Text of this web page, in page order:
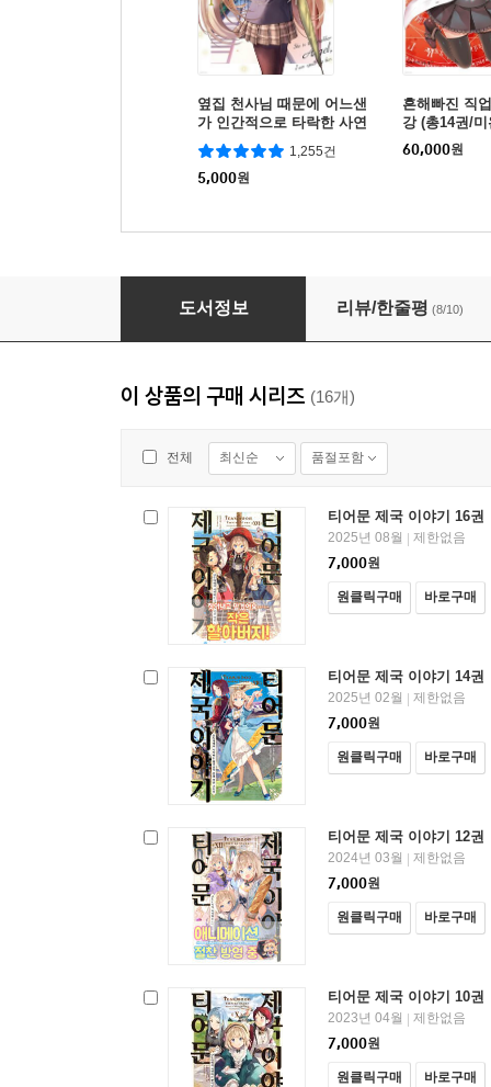
옆집 천사님 때문에 어느샌
가 인간적으로 타락한 사연
1,255건
5,000원
흔해빠진 직
강 (총14권/미
60,000원
티어문 제국 이야기 12권
도서정보 리뷰/한줄평 (8/10)
이 상품의 구매 시리즈 (16개)
전체 최신순 품절포함
티어문 제국 이야기 16권
2025년 08월
제한없음
7,000원
원클릭구매 바로구매
티어문 제국 이야기 14권
2025년 02월
제한없음
7,000원
원클릭구매 바로구매
티어문 제국 이야기 12권
2024년 03월
제한없음
7,000원
원클릭구매 바로구매
티어문 제국 이야기 10권
2023년 04월
제한없음
7,000원
원클릭구매 바로구매